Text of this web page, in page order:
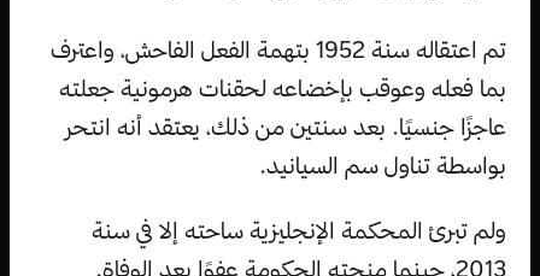
تم اعتقاله سنة 1952 بتهمة الفعل الفاحش، واعترف
بما فعله وعوقب بإخضاعه لحقنات هرمونية جعلته
عاجزًا جنسيًا. بعد سنتين من ذلك، يعتقد أنه انتحر
بواسطة تناول سم السيانيد.
ولم تبرئ المحكمة الإنجليزية ساحته إلا في سنة
2013، حينما منحته الحكومة عفوًا بعد الوفاة.